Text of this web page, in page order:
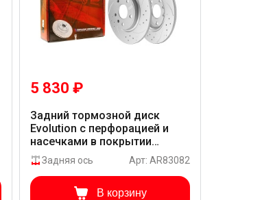
5 830 ₽
Задний тормозной диск
Evolution с перфорацией и
насечками в покрытии
GEOMET ддя Chrysler
Voyager, Dodge Caravan,
Journey для Fiat FREEMONT
Задняя ось Арт: AR83082
В корзину